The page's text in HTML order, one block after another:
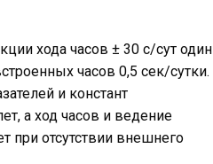
хода часов ± 30 с/сут один
часов 0,5 сек/сутки.
и констант
а ход часов и ведение
при отсутствии внешнего